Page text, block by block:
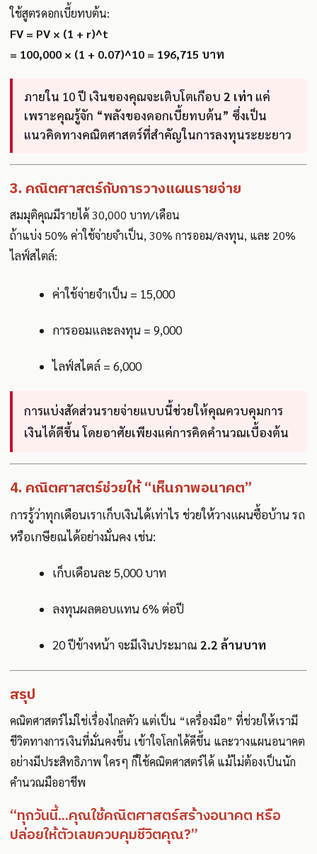
ใช้สูตรดอกเบี้ยทบต้น:
FV = PV × (1 + r)^t
= 100,000 × (1 + 0.07)^10 = 196,715 บาท
ภายใน 10 ปี เงินของคุณจะเติบโตเกือบ 2 เท่า แค่
เพราะคุณรู้จัก “พลังของดอกเบี้ยทบต้น” ซึ่งเป็น
แนวคิดทางคณิตศาสตร์ที่สำคัญในการลงทุนระยะยาว
3. คณิตศาสตร์กับการวางแผนรายจ่าย
สมมุติคุณมีรายได้ 30,000 บาท/เดือน
ถ้าแบ่ง 50% ค่าใช้จ่ายจำเป็น, 30% การออม/ลงทุน, และ 20%
ไลฟ์สไตล์:
ค่าใช้จ่ายจำเป็น = 15,000
การออมและลงทุน = 9,000
ไลฟ์สไตล์ = 6,000
การแบ่งสัดส่วนรายจ่ายแบบนี้ช่วยให้คุณควบคุมการ
เงินได้ดีขึ้น โดยอาศัยเพียงแค่การคิดคำนวณเบื้องต้น
4. คณิตศาสตร์ช่วยให้ “เห็นภาพอนาคต”
การรู้ว่าทุกเดือนเราเก็บเงินได้เท่าไร ช่วยให้วางแผนซื้อบ้าน รถ
หรือเกษียณได้อย่างมั่นคง เช่น:
เก็บเดือนละ 5,000 บาท
ลงทุนผลตอบแทน 6% ต่อปี
20 ปีข้างหน้า จะมีเงินประมาณ 2.2 ล้านบาท
สรุป
คณิตศาสตร์ไม่ใช่เรื่องไกลตัว แต่เป็น “เครื่องมือ” ที่ช่วยให้เรามี
ชีวิตทางการเงินที่มั่นคงขึ้น เข้าใจโลกได้ดีขึ้น และวางแผนอนาคต
อย่างมีประสิทธิภาพ ใครๆ ก็ใช้คณิตศาสตร์ได้ แม้ไม่ต้องเป็นนัก
คำนวณมืออาชีพ
“ทุกวันนี้...คุณใช้คณิตศาสตร์สร้างอนาคต หรือ
ปล่อยให้ตัวเลขควบคุมชีวิตคุณ?”